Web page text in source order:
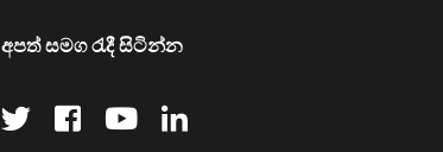
අපත් සමග රැදී සිටින්න